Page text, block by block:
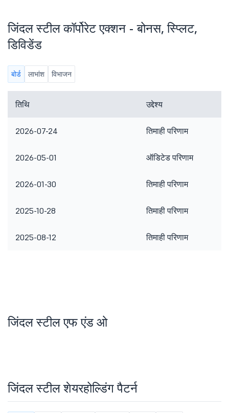
जिंदल स्टील कॉर्पोरेट एक्शन - बोनस, स्प्लिट,
डिविडेंड
बोर्ड लाभांश विभाजन
तिथि उद्देश्य
2026-07-24 तिमाही परिणाम
2026-05-01 ऑडिटेड परिणाम
2026-01-30 तिमाही परिणाम
2025-10-28 तिमाही परिणाम
2025-08-12 तिमाही परिणाम
जिंदल स्टील एफ एंड ओ
जिंदल स्टील शेयरहोल्डिंग पैटर्न